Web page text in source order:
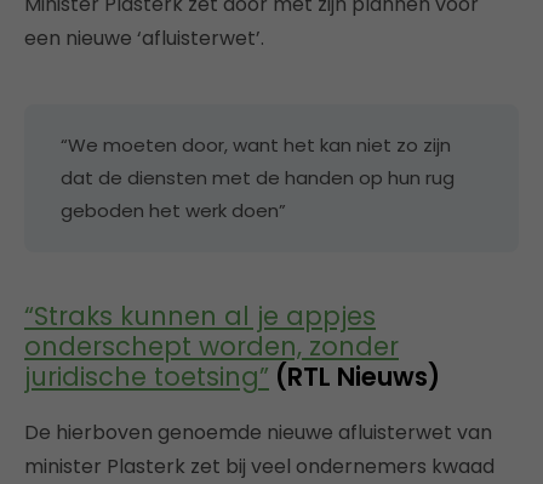
een nieuwe ‘afluisterwet’.
“We moeten door, want het kan niet zo zijn
dat de diensten met de handen op hun rug
geboden het werk doen”
“Straks kunnen al je appjes
onderschept worden, zonder
juridische toetsing” (RTL Nieuws)
De hierboven genoemde nieuwe afluisterwet van
minister Plasterk zet bij veel ondernemers kwaad